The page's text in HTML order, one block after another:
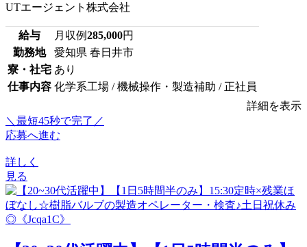
UTエージェント株式会社
給与 月収例285,000円
勤務地
愛知県 春日井市
寮・社宅 あり
仕事内容 化学系工場 / 機械操作・製造補助 / 正社員
詳細を表示
＼最短45秒で完了／
応募へ進む
詳しく
見る